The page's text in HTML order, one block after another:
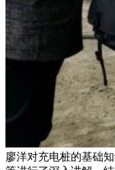
廖洋对充电桩的基础